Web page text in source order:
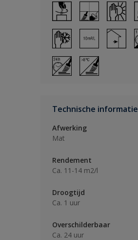
Technische informatie
Afwerking
Mat
Rendement
Ca. 11-14 m2/l
Droogtijd
Ca. 1 uur
Overschilderbaar
Ca. 24 uur